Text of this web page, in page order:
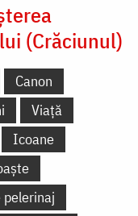
(Crăciunul)
Canon
Viață
Icoane
pelerinaj